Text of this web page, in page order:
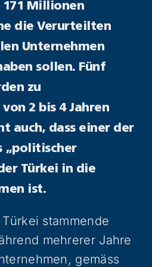
171 Millionen
die Verurteilten
Unternehmen
sollen. Fünf
zu
2 bis 4 Jahren
auch, dass einer der
„politischer
Türkei in die
ist.
stammende
mehrerer Jahre
gemäss